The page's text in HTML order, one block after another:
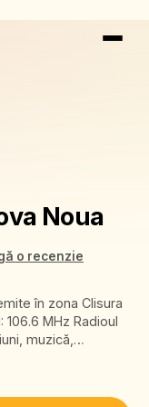
Noua
o recenzie
în zona Clisura
muzică,
au nevoie de